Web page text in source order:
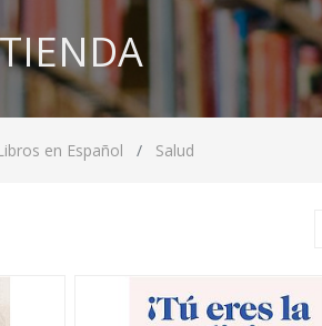
TIENDA
en Español Salud